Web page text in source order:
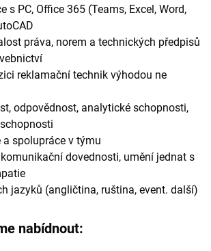
s PC, Office 365 (Teams, Excel, Word,
práva, norem a technických předpisů
reklamační technik výhodou ne
odpovědnost, analytické schopnosti,
a spolupráce v týmu
dovednosti, umění jednat s
jazyků (angličtina, ruština, event. další)
nabídnout: